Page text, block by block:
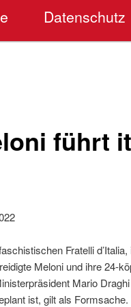
Datenschutz
führt
Fratelli
Meloni und ihre 24-
Mario
ist, gilt als